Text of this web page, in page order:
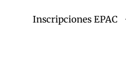
Inscripciones EPAC